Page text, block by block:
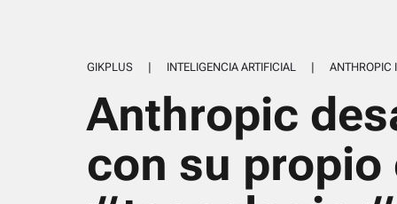
GIKPLUS | INTELIGENCIA ARTIFICIAL | ANTHROPIC
Anthropic
con su propio